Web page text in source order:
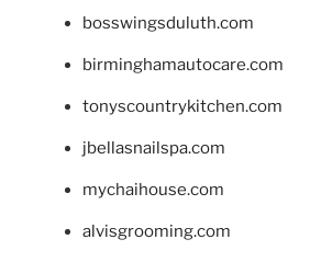
bosswingsduluth.com
birminghamautocare.com
tonyscountrykitchen.com
jbellasnailspa.com
mychaihouse.com
alvisgrooming.com